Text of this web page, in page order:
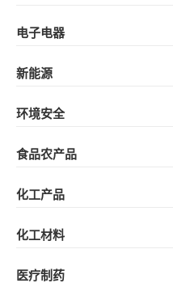
电子电器
新能源
环境安全
食品农产品
化工产品
化工材料
医疗制药